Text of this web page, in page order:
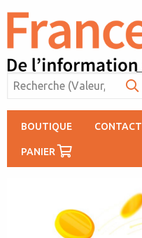
BOUTIQUE CONTACT
PANIER